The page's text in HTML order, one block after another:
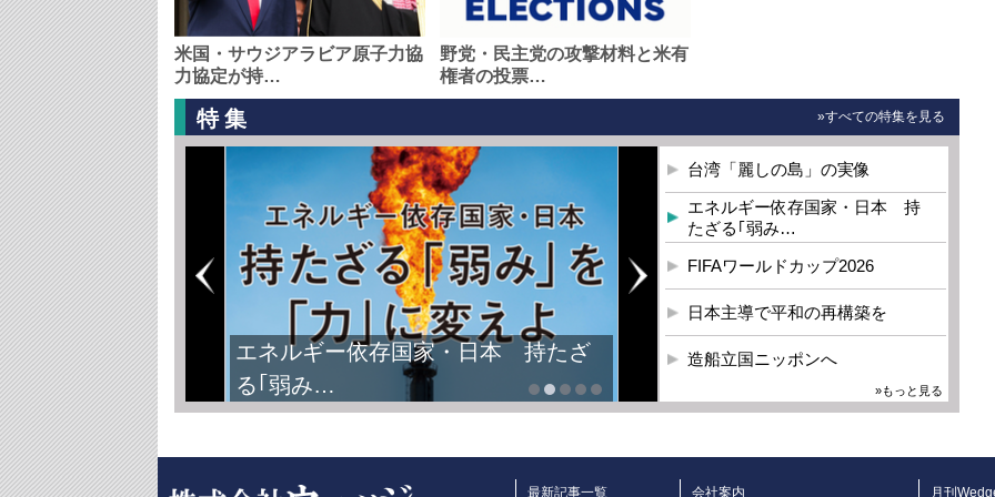
米国・サウジアラビア原子力協
力協定が持…
野党・民主党の攻撃材料と米有
権者の投票…
特集 »すべての特集を見る
エネルギー依存国家・日本 持たざ
る｢弱み…
台湾「麗しの島」の実像
エネルギー依存国家・日本 持
たざる｢弱み…
FIFAワールドカップ2026
日本主導で平和の再構築を
造船立国ニッポンへ
»もっと見る
最新記事一覧 会社案内 月刊